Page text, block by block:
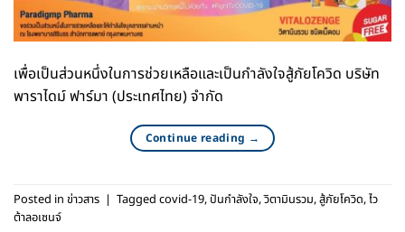
เพื่อเป็นส่วนหนึ่งในการช่วยเหลือและเป็นกำลังใจสู้ภัยโควิด บริษัท
พาราไดม์ ฟาร์มา (ประเทศไทย) จำกัด
Continue reading →
Posted in ข่าวสาร | Tagged covid-19, ปันกำลังใจ,วิตามินรวม,สู้ภัยโควิด,ไว
ต้าลอเซนจ์